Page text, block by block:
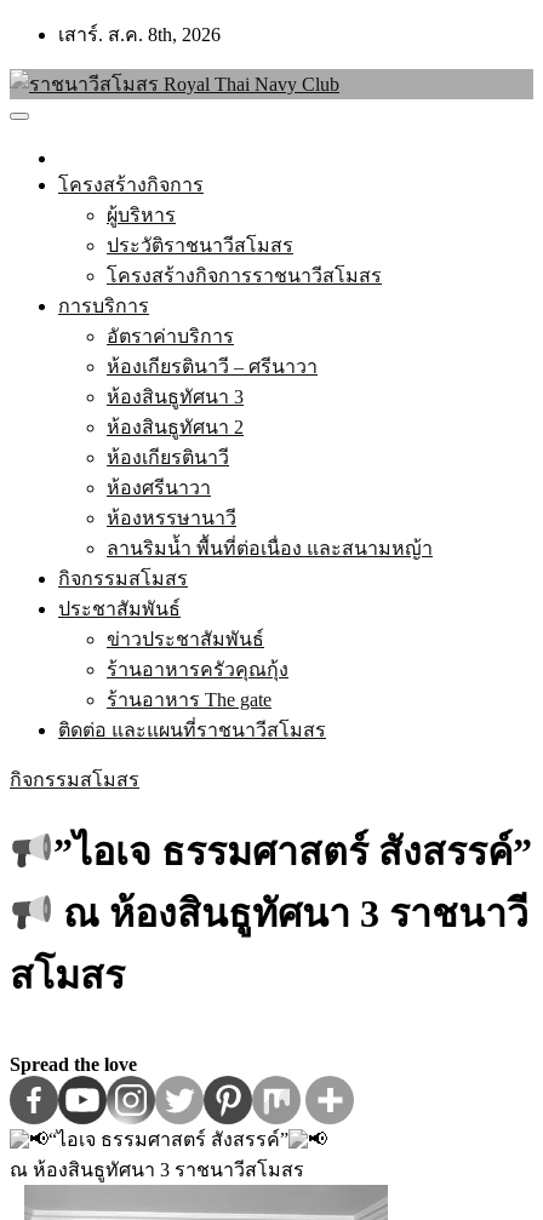
Skip
content
เสาร์. ส.ค. 8th, 2026
โครงสร้างกิจการ
ผู้บริหาร
ประวัติราชนาวีสโมสร
โครงสร้างกิจการราชนาวีสโมสร
การบริการ
อัตราค่าบริการ
ห้องเกียรตินาวี – ศรีนาวา
ห้องสินธูทัศนา 3
ห้องสินธูทัศนา 2
ห้องเกียรตินาวี
ห้องศรีนาวา
ห้องหรรษานาวี
ลานริมน้ำ พื้นที่ต่อเนื่อง และสนามหญ้า
กิจกรรมสโมสร
ประชาสัมพันธ์
ข่าวประชาสัมพันธ์
ร้านอาหารครัวคุณกุ้ง
ร้านอาหาร The gate
ติดต่อ และแผนที่ราชนาวีสโมสร
กิจกรรมสโมสร
”ไอเจ ธรรมศาสตร์ สังสรรค์”
ณ ห้องสินธูทัศนา 3 ราชนาวี
สโมสร
Spread the love
“ไอเจ ธรรมศาสตร์ สังสรรค์”
ณ ห้องสินธูทัศนา 3 ราชนาวีสโมสร